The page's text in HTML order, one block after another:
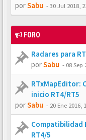
porSabu -30 Jul 2018,
FORO
Radares para
porSabu - 08 Sep
RTxMapEditor:
inicio RT4/RT5
porSabu - 20 Ene 2016,
Compatibilidad
RT4/5